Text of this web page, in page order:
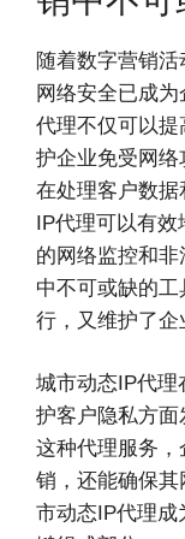
随着数字营销活
网络安全已成
代理不仅可以
护企业免受网络
在处理客户数
IP代理可以有
的网络监控和
中不可或缺的
行，又维护了企
城市动态IP代理
护客户隐私方面
这种代理服务
销，还能确保
市动态IP代理成